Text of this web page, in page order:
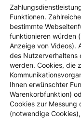
Funktionen.
bestimmte
funktionieren würden
Anzeige von Videos).
des Nutzerverhaltens
werden. Cookies, die
Ihnen erwünschter
Warenkorbfunktion)
Cookies zur Messung
(notwendige